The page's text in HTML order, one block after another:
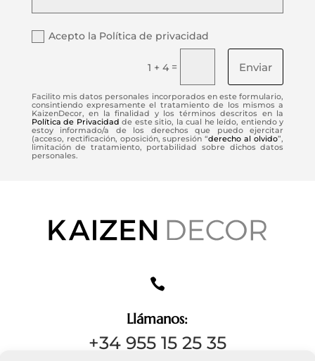
Acepto la Política de privacidad
1 + 4 = Enviar
Facilito mis datos personales incorporados en este formulario,
consintiendo expresamente el tratamiento de los mismos a
KaizenDecor, en la finalidad y los términos descritos en la
Política de Privacidad de este sitio, la cual he leído, entiendo y
estoy informado/a de los derechos que puedo ejercitar
(acceso, rectificación, oposición, supresión “derecho al olvido”,
limitación de tratamiento, portabilidad sobre dichos datos
personales.

Llámanos:
+34 955 15 25 35